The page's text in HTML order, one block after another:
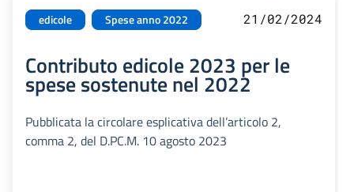
edicole Spese anno 2022 21/02/2024
Contributo edicole 2023 per le
spese sostenute nel 2022
Pubblicata la circolare esplicativa dell’articolo 2,
comma 2, del D.PC.M. 10 agosto 2023